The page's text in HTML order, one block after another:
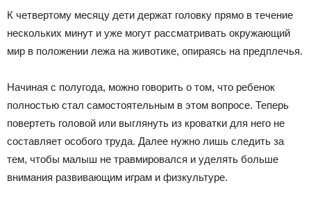
К четвертому месяцу дети держат головку прямо в течение
нескольких минут и уже могут рассматривать окружающий
мир в положении лежа на животике, опираясь на предплечья.
Начиная с полугода, можно говорить о том, что ребенок
полностью стал самостоятельным в этом вопросе. Теперь
повертеть головой или выглянуть из кроватки для него не
составляет особого труда. Далее нужно лишь следить за
тем, чтобы малыш не травмировался и уделять больше
внимания развивающим играм и физкультуре.